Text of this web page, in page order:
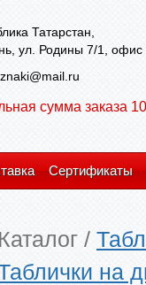
Татарстан,
ул. Родины 7/1, офис
сумма заказа
Сертификаты
Каталог /
на